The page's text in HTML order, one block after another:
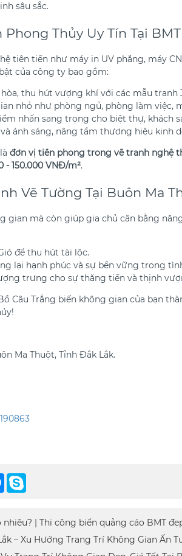
sâu sắc.
Thủy Uy Tín Tại BMT
tiên tiến như máy in UV phẳng, máy
của công ty bao gồm:
thu hút vượng khí với các mẫu tranh
nhỏ như phòng ngủ, phòng làm việc,
nhấn sang trọng cho biệt thự, khách
ánh sáng, nâng tầm thương hiệu kinh
đơn vị tiên phong trong vẽ tranh nghệ
- 150.000 VNĐ/m².
Vẽ Tường Tại Buôn Ma
gian mà còn giúp gia chủ cân bằng
để thu hút tài lộc.
lại hạnh phúc và sự bền vững trong
trưng cho sự thăng tiến và thịnh
Câu Trắng biến không gian của bạn
Ma Thuột, Tỉnh Đắk Lắk.
Messenger
Skype
| Thi công biển quảng cáo BMT
– Xu Hướng Trang Trí Không Gian